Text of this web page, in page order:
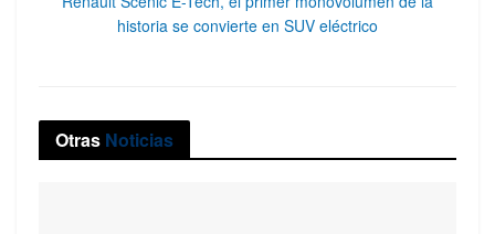
historia se convierte en SUV eléctrico
Otras Noticias